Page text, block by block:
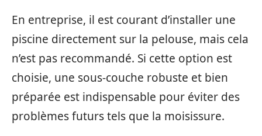
En entreprise, il est courant d’installer une
piscine directement sur la pelouse, mais cela
n’est pas recommandé. Si cette option est
choisie, une sous-couche robuste et bien
préparée est indispensable pour éviter des
problèmes futurs tels que la moisissure.